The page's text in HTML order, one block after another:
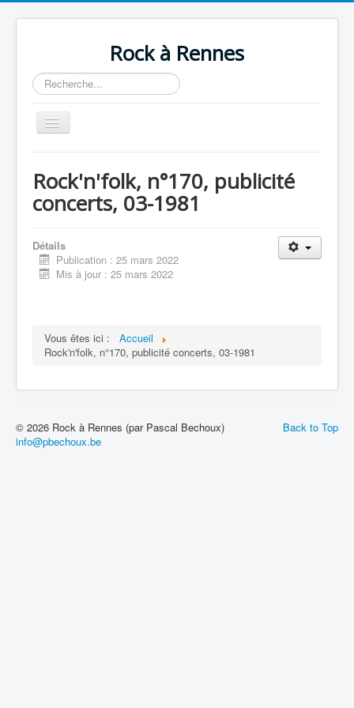
Rock à Rennes
Rechercher
Toggle
Navigation
Artistes
Références
Rock'n'folk, n°170, publicité
concerts, 03-1981
Détails
Publication : 25 mars 2022
Mis à jour : 25 mars 2022
Vous êtes ici :
Accueil
Rock'n'folk, n°170, publicité concerts, 03-1981
Back to Top
© 2026 Rock à Rennes (par Pascal Bechoux)
info@pbechoux.be